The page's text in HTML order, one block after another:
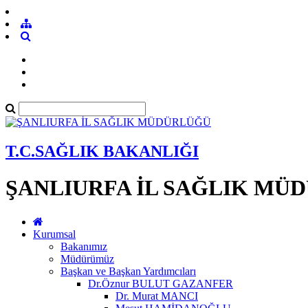
T.C.SAĞLIK BAKANLIĞI
ŞANLIURFA İL SAĞLIK
Kurumsal
Bakanımız
Müdürümüz
Başkan ve Başkan Yardımcıları
Dr.Öznur BULUT GAZANFER
Dr. Murat MANCI